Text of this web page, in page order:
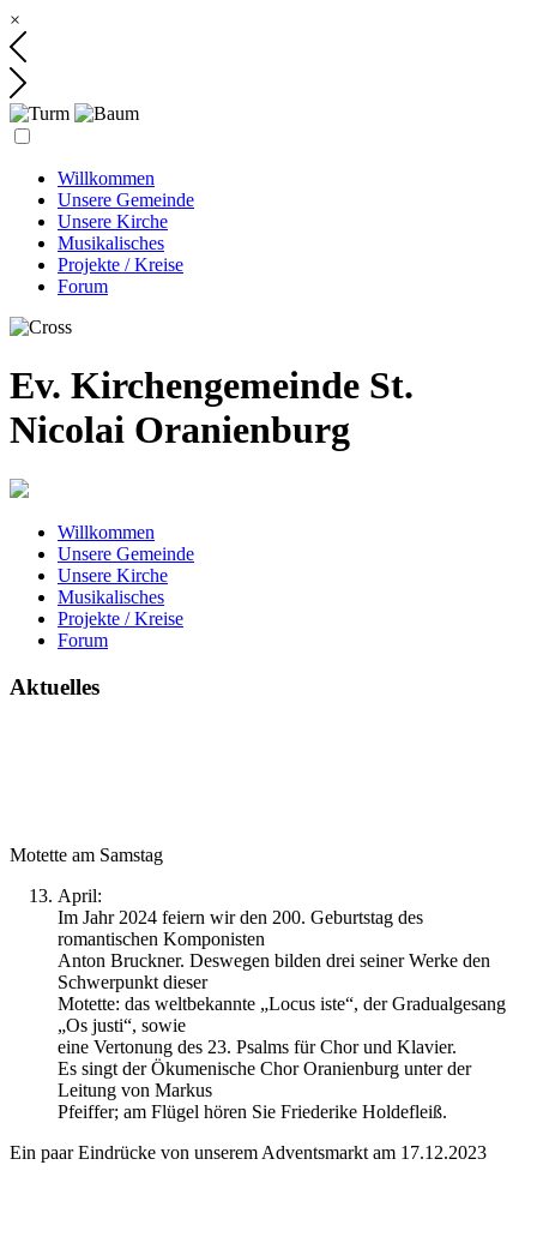
×
Willkommen
Unsere Gemeinde
Unsere Kirche
Musikalisches
Projekte / Kreise
Forum
Ev. Kirchengemeinde St.
Nicolai Oranienburg
Willkommen
Unsere Gemeinde
Unsere Kirche
Musikalisches
Projekte / Kreise
Forum
Aktuelles
Motette am Samstag
April:
Im Jahr 2024 feiern wir den 200. Geburtstag des
romantischen Komponisten
Anton Bruckner. Deswegen bilden drei seiner Werke den
Schwerpunkt dieser
Motette: das weltbekannte „Locus iste“, der Gradualgesang
„Os justi“, sowie
eine Vertonung des 23. Psalms für Chor und Klavier.
Es singt der Ökumenische Chor Oranienburg unter der
Leitung von Markus
Pfeiffer; am Flügel hören Sie Friederike Holdefleiß.
Ein paar Eindrücke von unserem Adventsmarkt am 17.12.2023